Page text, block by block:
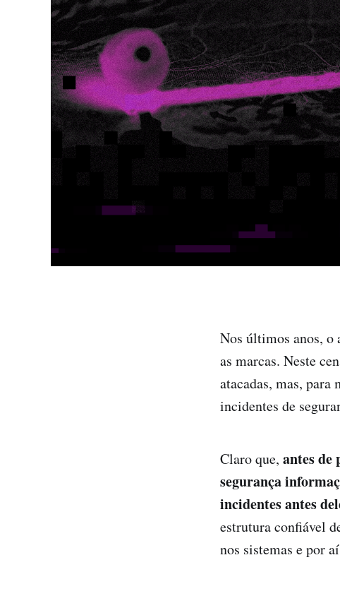
Nos últimos anos, o
as marcas. Neste
atacadas, mas,
incidentes de
Claro que, antes de
segurança
incidentes antes
estrutura confiável
nos sistemas e por